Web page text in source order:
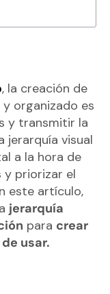
, la creación de
organizado es
y transmitir la
jerarquía visual
a la hora de
y priorizar el
este artículo,
jerarquía
para crear
usar.